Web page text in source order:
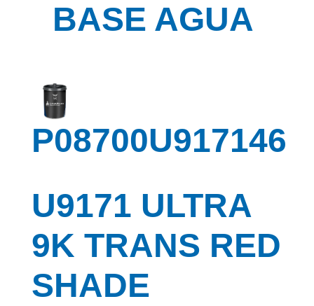
BASE AGUA
P08700U917146
U9171 ULTRA
9K TRANS RED
SHADE